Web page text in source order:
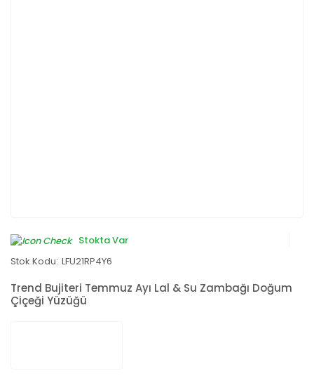
Stokta Var
Stok Kodu: LFU21RP4Y6
Trend Bujiteri Temmuz Ayı Lal & Su Zambağı Doğum
Çiçeği Yüzüğü